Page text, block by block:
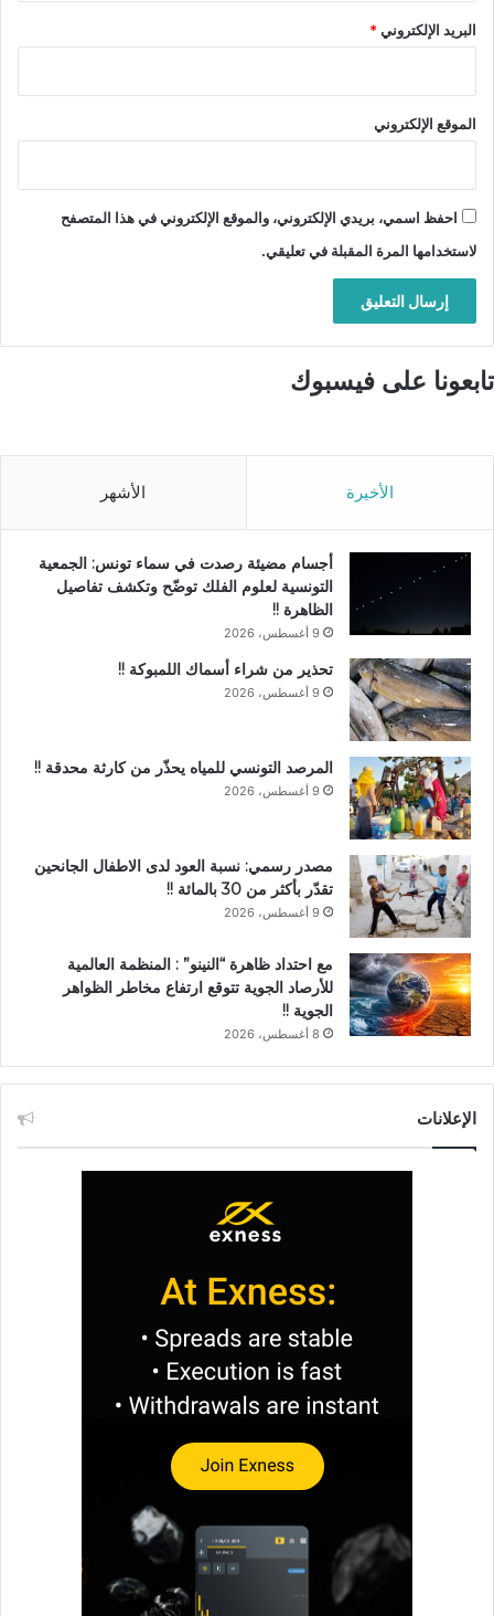
البريد الإلكتروني*
الموقع الإلكتروني
احفظ اسمي، بريدي الإلكتروني، والموقع الإلكتروني في هذا المتصفح
لاستخدامها المرة المقبلة في تعليقي.
تابعونا على فيسبوك
الأخيرة الأشهر
أجسام مضيئة رصدت في سماء تونس: الجمعية
التونسية لعلوم الفلك توضّح وتكشف تفاصيل
الظاهرة !!
9 أغسطس، 2026
تحذير من شراء أسماك اللمبوكة !!
9 أغسطس، 2026
المرصد التونسي للمياه يحذّر من كارثة محدقة !!
9 أغسطس، 2026
مصدر رسمي: نسبة العود لدى الاطفال الجانحين
تقدّر بأكثر من 30 بالمائة !!
9 أغسطس، 2026
مع احتداد ظاهرة “النينو” : المنظمة العالمية
للأرصاد الجوية تتوقع ارتفاع مخاطر الظواهر
الجوية !!
8 أغسطس، 2026
الإعلانات